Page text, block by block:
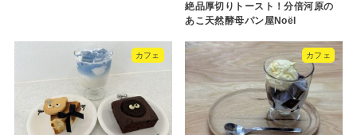
絶品厚切りトースト！分倍河原の
あこ天然酵母パン屋Noël
カフェ カフェ